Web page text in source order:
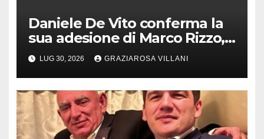
Daniele De Vito conferma la
sua adesione di Marco Rizzo,
nel rispetto delle decisioni
del 1° Congress
LUG 30, 2026 GRAZIAROSA VILLANI